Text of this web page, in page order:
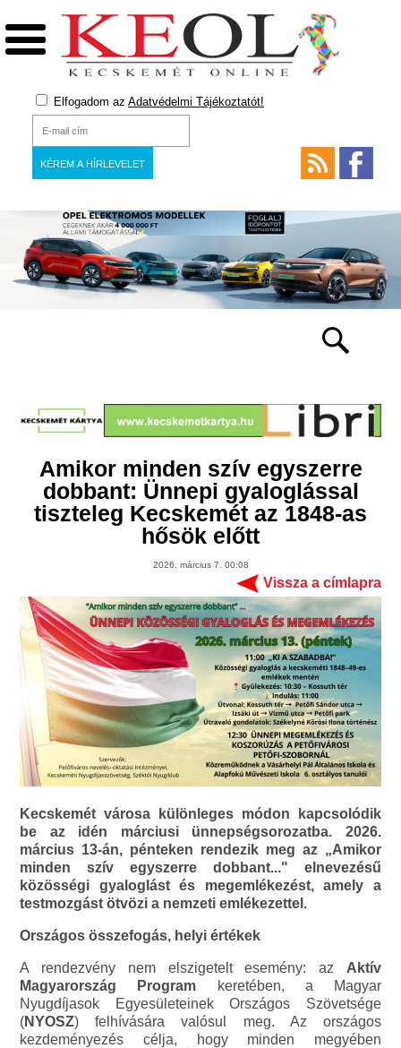
Elfogadom az Adatvédelmi Tájékoztatót!
Amikor minden szív egyszerre
dobbant: Ünnepi gyaloglással
tiszteleg Kecskemét az 1848-as
hősök előtt
2026. március 7. 00:08
Vissza a címlapra
Kecskemét városa különleges módon kapcsolódik
be az idén márciusi ünnepségsorozatba. 2026.
március 13-án, pénteken rendezik meg az „Amikor
minden szív egyszerre dobbant..." elnevezésű
közösségi gyaloglást és megemlékezést, amely a
testmozgást ötvözi a nemzeti emlékezettel.
Országos összefogás, helyi értékek
A rendezvény nem elszigetelt esemény: az Aktív
Magyarország Program keretében, a Magyar
Nyugdíjasok Egyesületeinek Országos Szövetsége
(NYOSZ) felhívására valósul meg. Az országos
kezdeményezés célja, hogy minden megyében